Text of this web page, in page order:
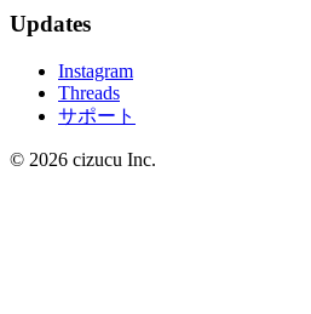
Updates
Instagram
Threads
サポート
© 2026 cizucu Inc.